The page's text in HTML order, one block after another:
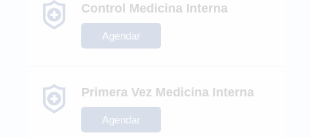
Control Medicina Interna
Agendar
Primera Vez Medicina Interna
Agendar